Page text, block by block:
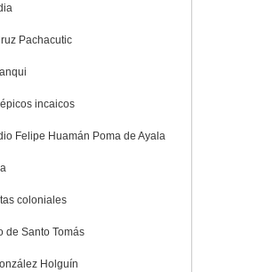
Pachacutic
incaicos
Felipe Huamán Poma de Ayala
coloniales
de Santo Tomás
Holguín